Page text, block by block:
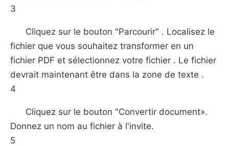
3
Cliquez sur le bouton "Parcourir" . Localisez le
fichier que vous souhaitez transformer en un
fichier PDF et sélectionnez votre fichier . Le fichier
devrait maintenant être dans la zone de texte .
4
Cliquez sur le bouton "Convertir document».
Donnez un nom au fichier à l'invite.
5